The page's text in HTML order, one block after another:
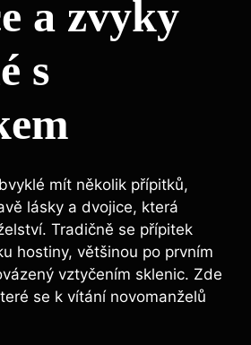
a zvyky
s
mít několik přípitků,
lásky a dvojice, která⁣
Tradičně se přípitek‍
hostiny, většinou po prvním
vztyčením sklenic. ⁢Zde‍
se k vítání‌ novomanželů‍